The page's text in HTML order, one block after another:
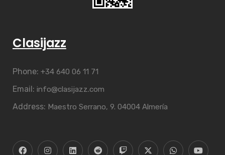
Clasijazz
Phone: +34 640 06 11 71
Email: info@clasijazz.com
Address: Maestro Serrano, 9. 04004 Almería